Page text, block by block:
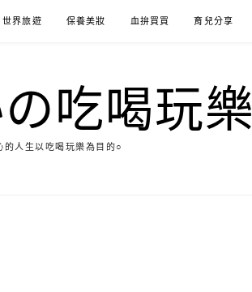
世界旅遊 保養美妝 血拚買買 育兒分享
吃喝玩樂
的人生以吃喝玩樂為目的○